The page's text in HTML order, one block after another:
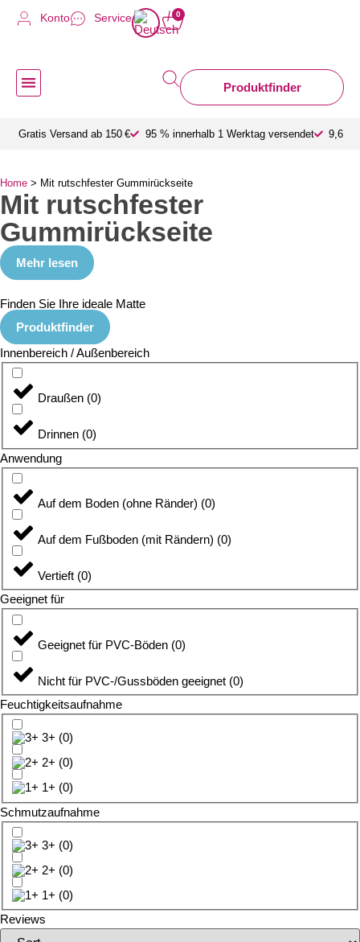
Konto Service 0
Produktfinder
Gratis Versand ab 150 € 95 % innerhalb 1 Werktag versendet 9,6
Home > Mit rutschfester Gummirückseite
Mit rutschfester
Gummirückseite
Mehr lesen
Finden Sie Ihre ideale Matte
Produktfinder
Innenbereich / Außenbereich
Draußen (0)
Drinnen (0)
Anwendung
Auf dem Boden (ohne Ränder) (0)
Auf dem Fußboden (mit Rändern) (0)
Vertieft (0)
Geeignet für
Geeignet für PVC-Böden (0)
Nicht für PVC-/Gussböden geeignet (0)
Feuchtigkeitsaufnahme
3+ (0)
2+ (0)
1+ (0)
Schmutzaufnahme
3+ (0)
2+ (0)
1+ (0)
Reviews